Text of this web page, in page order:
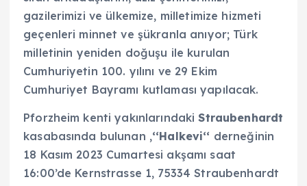
gazilerimizi ve ülkemize, milletimize hizmeti
geçenleri minnet ve şükranla anıyor; Türk
milletinin yeniden doğuşu ile kurulan
Cumhuriyetin 100. yılını ve 29 Ekim
Cumhuriyet Bayramı kutlaması yapılacak.
Pforzheim kenti yakınlarındakiStraubenhardt
kasabasında bulunan ‚‘‘Halkevi‘‘ derneğinin
18 Kasım 2023 Cumartesi akşamı saat
16:00’de Kernstrasse 1, 75334 Straubenhardt